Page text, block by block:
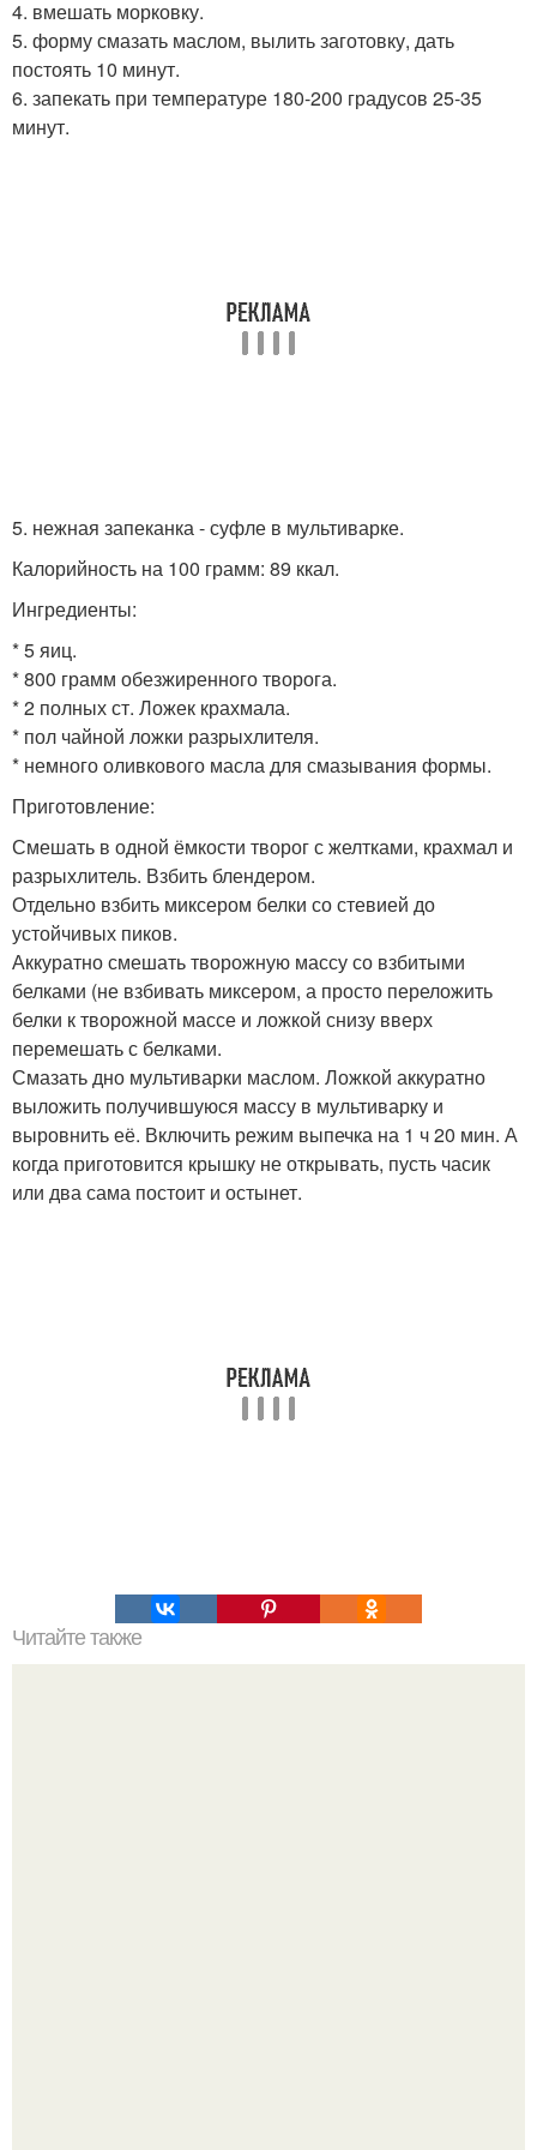
4. вмешать морковку.
5. форму смазать маслом, вылить заготовку, дать
постоять 10 минут.
6. запекать при температуре 180-200 градусов 25-35
минут.
5. нежная запеканка - суфле в мультиварке.
Калорийность на 100 грамм: 89 ккал.
Ингредиенты:
* 5 яиц.
* 800 грамм обезжиренного творога.
* 2 полных ст. Ложек крахмала.
* пол чайной ложки разрыхлителя.
* немного оливкового масла для смазывания формы.
Приготовление:
Смешать в одной ёмкости творог с желтками, крахмал и
разрыхлитель. Взбить блендером.
Отдельно взбить миксером белки со стевией до
устойчивых пиков.
Аккуратно смешать творожную массу со взбитыми
белками (не взбивать миксером, а просто переложить
белки к творожной массе и ложкой снизу вверх
перемешать с белками.
Смазать дно мультиварки маслом. Ложкой аккуратно
выложить получившуюся массу в мультиварку и
выровнить её. Включить режим выпечка на 1 ч 20 мин. А
когда приготовится крышку не открывать, пусть часик
или два сама постоит и остынет.
Читайте также